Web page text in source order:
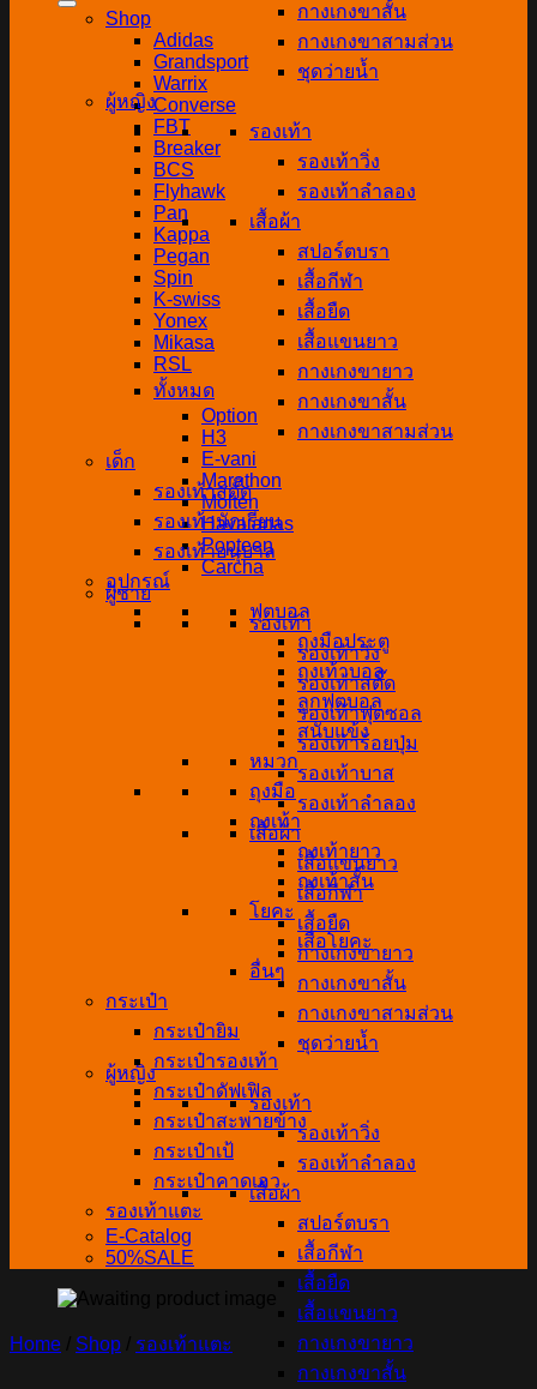
Shop
Adidas
Grandsport
Warrix
Converse
FBT
Breaker
BCS
Flyhawk
Pan
Kappa
Pegan
Spin
K-swiss
Yonex
Mikasa
RSL
ทั้งหมด
Option
H3
E-vani
Marathon
Molten
Havaianas
Popteen
Carcha
ผู้ชาย
รองเท้า
รองเท้าวิ่ง
รองเท้าสตั๊ด
รองเท้าฟุตซอล
รองเท้าร้อยปุ่ม
รองเท้าบาส
รองเท้าลำลอง
เสื้อผ้า
เสื้อแขนยาว
เสื้อกีฬา
เสื้อยืด
กางเกงขายาว
กางเกงขาสั้น
กางเกงขาสามส่วน
ชุดว่ายน้ำ
ผู้หญิง
รองเท้า
รองเท้าวิ่ง
รองเท้าลำลอง
เสื้อผ้า
สปอร์ตบรา
เสื้อกีฬา
เสื้อยืด
เสื้อแขนยาว
กางเกงขายาว
กางเกงขาสั้น
กางเกงขาสั้น
กางเกงขาสามส่วน
ชุดว่ายน้ำ
ผู้หญิง
รองเท้า
รองเท้าวิ่ง
รองเท้าลำลอง
เสื้อผ้า
สปอร์ตบรา
เสื้อกีฬา
เสื้อยืด
เสื้อแขนยาว
กางเกงขายาว
กางเกงขาสั้น
กางเกงขาสามส่วน
เด็ก
รองเท้าสตั๊ด
รองเท้านักเรียน
รองเท้าอนุบาล
อุปกรณ์
ฟุตบอล
ถุงมือประตู
ถุงเท้าบอล
ลูกฟุตบอล
สนับแข้ง
หมวก
ถุงมือ
ถุงเท้า
ถุงเท้ายาว
ถุงเท้าสั้น
โยคะ
เสื่อโยคะ
อื่นๆ
กระเป๋า
กระเป๋ายิม
กระเป๋ารองเท้า
กระเป๋าดัฟเฟิล
กระเป๋าสะพายข้าง
กระเป๋าเป้
กระเป๋าคาดเอว
รองเท้าแตะ
E-Catalog
50%SALE
Home Shop รองเท้าแตะ